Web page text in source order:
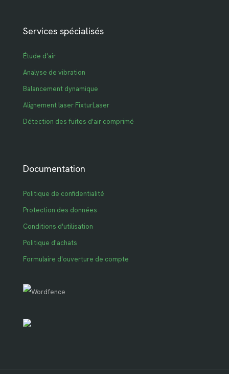
Services spécialisés
Étude d'air
Analyse de vibration
Balancement dynamique
Alignement laser FixturLaser
Détection des fuites d'air comprimé
Documentation
Politique de confidentialité
Protection des données
Conditions d'utilisation
Politique d'achats
Formulaire d'ouverture de compte